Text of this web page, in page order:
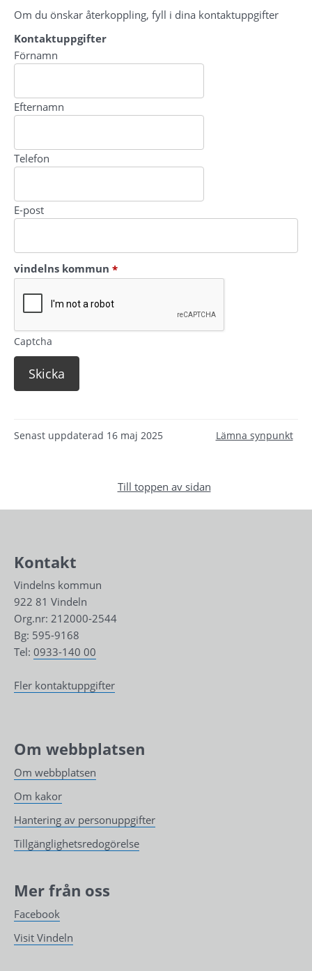
Om du önskar återkoppling, fyll i dina kontaktuppgifter
Kontaktuppgifter
Kontaktuppgifter
Förnamn
Efternamn
Telefon
E-post
vindelns kommun *(obligatorisk)
Captcha
Senast uppdaterad 16 maj 2025 Lämna synpunkt
Till toppen av sidan
Kontakt
Vindelns kommun
922 81 Vindeln
Org.nr: 212000-2544
Bg: 595-9168
Tel: 0933-140 00
Fler kontaktuppgifter
Om webbplatsen
Om webbplatsen
Om kakor
Hantering av personuppgifter
Tillgänglighetsredogörelse
Mer från oss
Facebook
Visit Vindeln